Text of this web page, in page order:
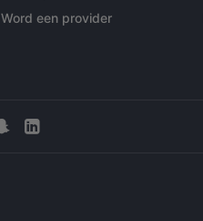
Word een provider